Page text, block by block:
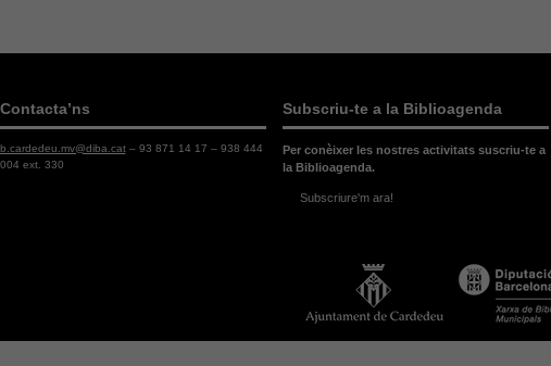
Contacta’ns
b.cardedeu.mv@diba.cat– 93 871 14 17 – 938 444
004 ext. 330
Subscriu-te a la Biblioagenda
Per conèixer les nostres activitats suscriu-te a
la Biblioagenda.
Subscriure'm ara!